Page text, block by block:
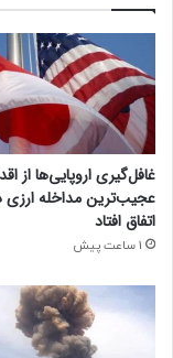
غافل‌گیری اروپایی‌ها از
عجیب‌ترین مداخله ارزی
اتفاق افتاد
1 ساعت پیش